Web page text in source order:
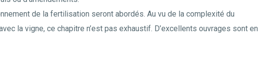
de la fertilisation seront abordés. Au vu de la complexité du
la vigne, ce chapitre n’est pas exhaustif. D’excellents ouvrages sont en